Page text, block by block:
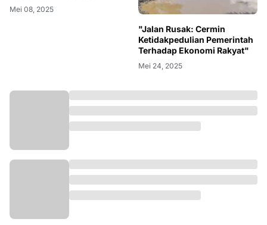
Mei 08, 2025
"Jalan Rusak: Cermin
Ketidakpedulian Pemerintah
Terhadap Ekonomi Rakyat"
Mei 24, 2025